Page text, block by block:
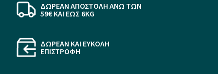
ΔΩΡΕΑΝ ΑΠΟΣΤΟΛΗ ΆΝΩ ΤΩΝ
59€ KAI ΕΩΣ 6KG
ΔΩΡΕΑΝ ΚΑΙ ΕΥΚΟΛΗ
ΕΠΙΣΤΡΟΦΗ